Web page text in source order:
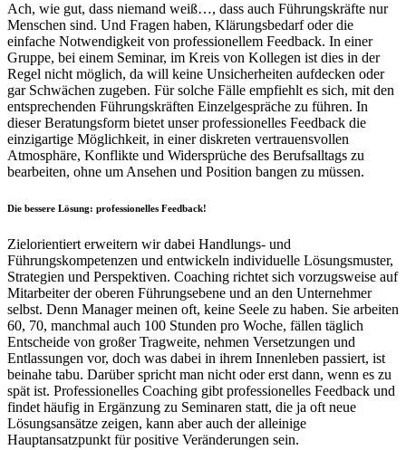
Ach, wie gut, dass niemand weiß…, dass auch Führungskräfte nur
Menschen sind. Und Fragen haben, Klärungsbedarf oder die
einfache Notwendigkeit von professionellem Feedback. In einer
Gruppe, bei einem Seminar, im Kreis von Kollegen ist dies in der
Regel nicht möglich, da will keine Unsicherheiten aufdecken oder
gar Schwächen zugeben. Für solche Fälle empfiehlt es sich, mit den
entsprechenden Führungskräften Einzelgespräche zu führen. In
dieser Beratungsform bietet unser professionelles Feedback die
einzigartige Möglichkeit, in einer diskreten vertrauensvollen
Atmosphäre, Konflikte und Widersprüche des Berufsalltags zu
bearbeiten, ohne um Ansehen und Position bangen zu müssen.
Die bessere Lösung: professionelles Feedback!
Zielorientiert erweitern wir dabei Handlungs- und
Führungskompetenzen und entwickeln individuelle Lösungsmuster,
Strategien und Perspektiven. Coaching richtet sich vorzugsweise auf
Mitarbeiter der oberen Führungsebene und an den Unternehmer
selbst. Denn Manager meinen oft, keine Seele zu haben. Sie arbeiten
60, 70, manchmal auch 100 Stunden pro Woche, fällen täglich
Entscheide von großer Tragweite, nehmen Versetzungen und
Entlassungen vor, doch was dabei in ihrem Innenleben passiert, ist
beinahe tabu. Darüber spricht man nicht oder erst dann, wenn es zu
spät ist. Professionelles Coaching gibt professionelles Feedback und
findet häufig in Ergänzung zu Seminaren statt, die ja oft neue
Lösungsansätze zeigen, kann aber auch der alleinige
Hauptansatzpunkt für positive Veränderungen sein.